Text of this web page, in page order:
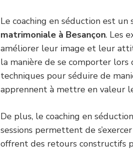
Le coaching en séduction est
matrimoniale à Besançon. Les
améliorer leur image et leur
la manière de se comporter lors
techniques pour séduire de
apprennent à mettre en valeur
De plus, le coaching en
sessions permettent de
offrent des retours constructifs